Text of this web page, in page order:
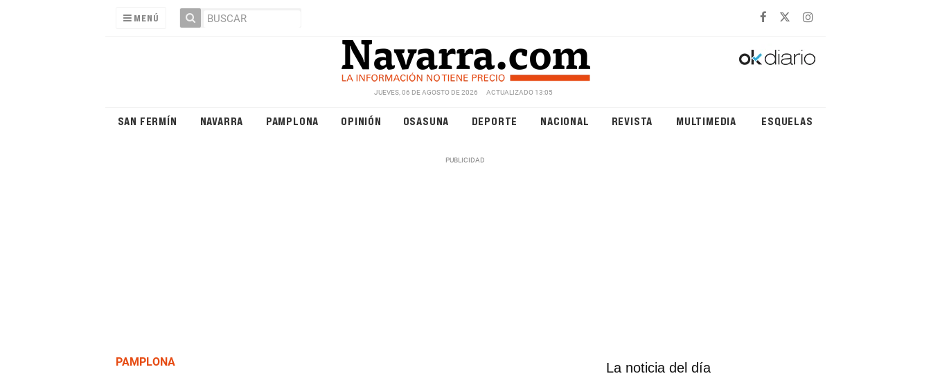
MENÚ
JUEVES, 06 DE AGOSTO DE 2026 ACTUALIZADO 13:05
SAN FERMÍN NAVARRA PAMPLONA OPINIÓN OSASUNA DEPORTE NACIONAL REVISTA MULTIMEDIA ESQUELAS
PAMPLONA La noticia del día